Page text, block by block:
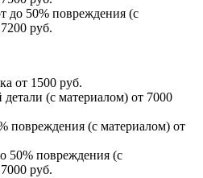
до 50% повреждения (с
руб.
от 1500 руб.
(с материалом) от 7000
повреждения (с материалом) от
50% повреждения (с
руб.